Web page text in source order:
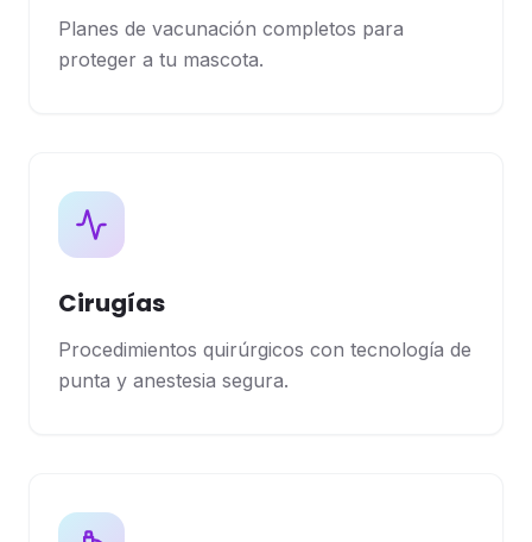
Planes de vacunación completos para
proteger a tu mascota.
Cirugías
Procedimientos quirúrgicos con tecnología de
punta y anestesia segura.